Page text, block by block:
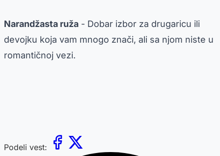
Narandžasta ruža - Dobar izbor za drugaricu ili
devojku koja vam mnogo znači, ali sa njom niste u
romantičnoj vezi.
Podeli vest: